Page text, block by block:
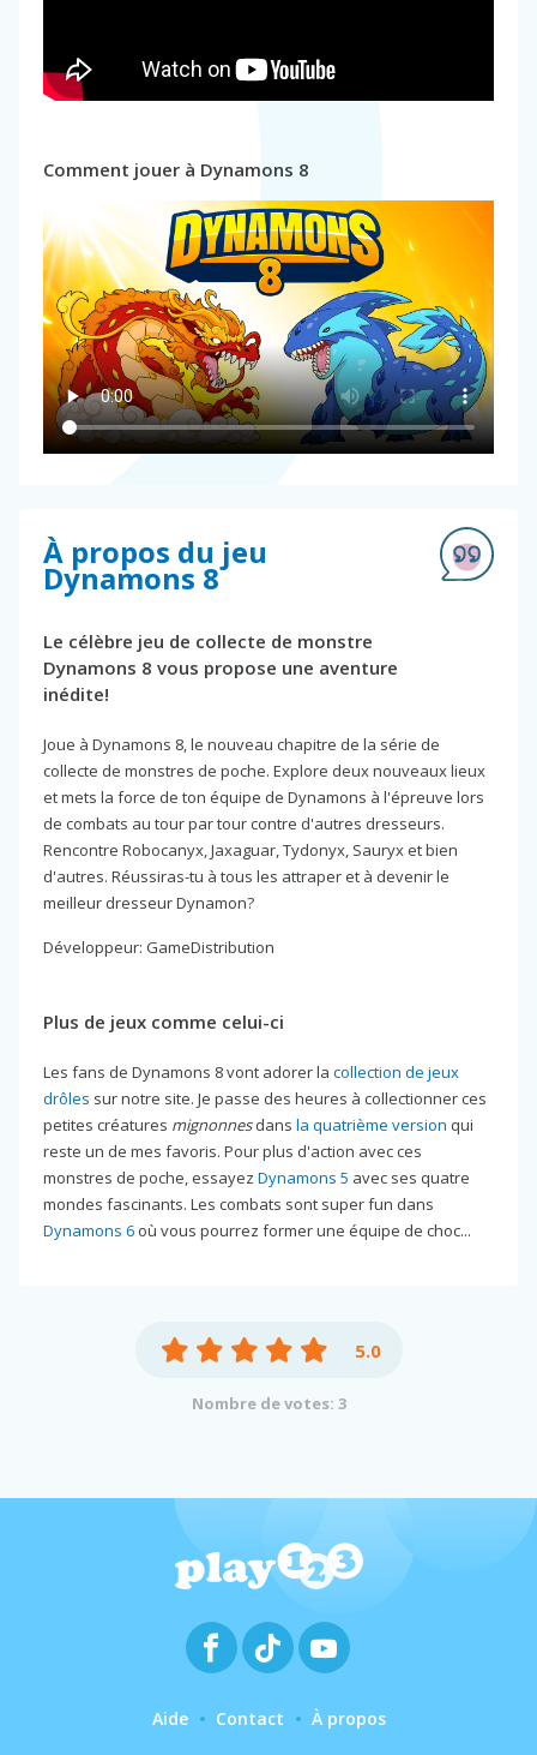
Comment jouer à Dynamons 8
À propos du jeu
Dynamons 8
Le célèbre jeu de collecte de monstre
Dynamons 8 vous propose une aventure
inédite!
Joue à Dynamons 8, le nouveau chapitre de la série de
collecte de monstres de poche. Explore deux nouveaux lieux
et mets la force de ton équipe de Dynamons à l'épreuve lors
de combats au tour par tour contre d'autres dresseurs.
Rencontre Robocanyx, Jaxaguar, Tydonyx, Sauryx et bien
d'autres. Réussiras-tu à tous les attraper et à devenir le
meilleur dresseur Dynamon?
Développeur: GameDistribution
Plus de jeux comme celui-ci
Les fans de Dynamons 8 vont adorer la collection de jeux
drôles sur notre site. Je passe des heures à collectionner ces
petites créatures mignonnesdans la quatrième version qui
reste un de mes favoris. Pour plus d'action avec ces
monstres de poche, essayez Dynamons 5 avec ses quatre
mondes fascinants. Les combats sont super fun dans
Dynamons 6 où vous pourrez former une équipe de choc...
5.0
Nombre de votes: 3
Aide Contact À propos